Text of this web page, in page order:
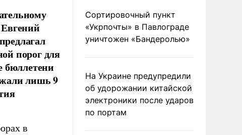
порог для
бюллетени
лишь 9
в
Сортировочный пункт
«Укрпочты» в Павлограде
уничтожен «Бандеролью»
На Украине предупредили
об удорожании китайской
электроники после ударов
по портам